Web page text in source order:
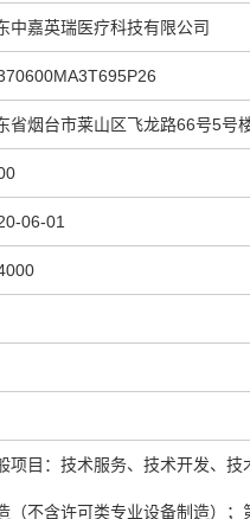
中嘉英瑞医疗科技有限公司
省烟台市莱山区飞龙路66号5号
06-01
项目：技术服务、技术开发、
（不含许可类专业设备制造）